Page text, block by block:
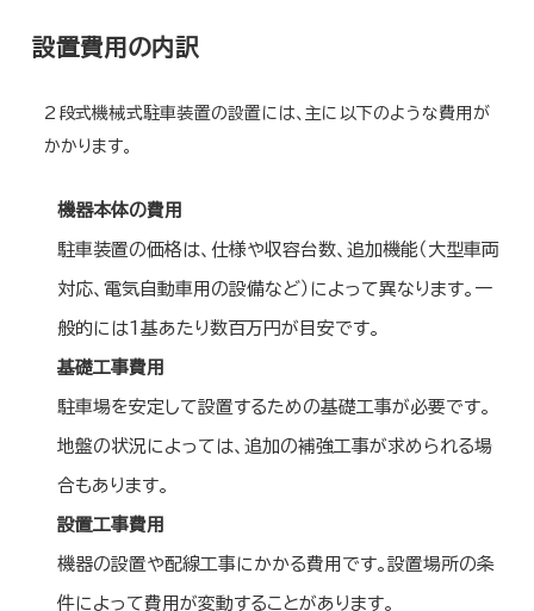
設置費用の内訳
2段式機械式駐車装置の設置には、主に以下のような費用が
かかります。
機器本体の費用
駐車装置の価格は、仕様や収容台数、追加機能（大型車両
対応、電気自動車用の設備など）によって異なります。一
般的には1基あたり数百万円が目安です。
基礎工事費用
駐車場を安定して設置するための基礎工事が必要です。
地盤の状況によっては、追加の補強工事が求められる場
合もあります。
設置工事費用
機器の設置や配線工事にかかる費用です。設置場所の条
件によって費用が変動することがあります。